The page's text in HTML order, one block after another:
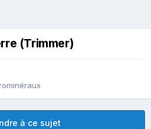
(Trimmer)
à ce sujet